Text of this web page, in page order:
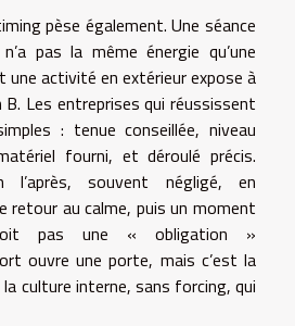
pèse également. Une séance
pas la même énergie qu’une
une activité en extérieur expose à
Les entreprises qui réussissent
: tenue conseillée, niveau
fourni, et déroulé précis.
l’après, souvent négligé, en
retour au calme, puis un moment
pas une « obligation »
ouvre une porte, mais c’est la
la culture interne, sans forcing, qui